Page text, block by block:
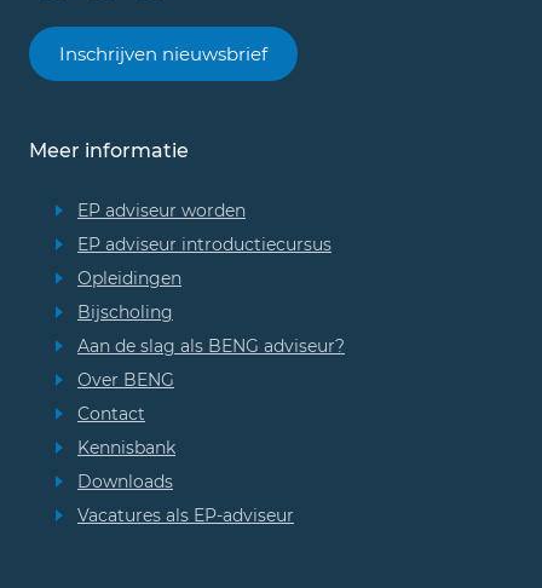
Inschrijven nieuwsbrief
Meer informatie
EP adviseur worden
EP adviseur introductiecursus
Opleidingen
Bijscholing
Aan de slag als BENG adviseur?
Over BENG
Contact
Kennisbank
Downloads
Vacatures als EP-adviseur